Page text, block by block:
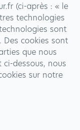
(ci-après : « le
technologies
sont
Des cookies sont
que nous
dessous, nous
sur notre